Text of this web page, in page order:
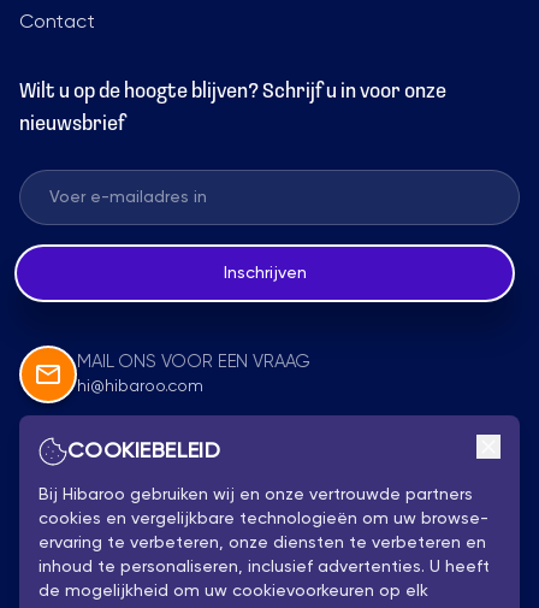
Contact
Wilt u op de hoogte blijven? Schrijf u in voor onze
nieuwsbrief
Inschrijven
MAIL ONS VOOR EEN VRAAG
hi@hibaroo.com
Volg Ons
COOKIEBELEID
Bij Hibaroo gebruiken wij en onze vertrouwde partners
cookies en vergelijkbare technologieën om uw browse-
ervaring te verbeteren, onze diensten te verbeteren en
inhoud te personaliseren, inclusief advertenties. U heeft
de mogelijkheid om uw cookievoorkeuren op elk